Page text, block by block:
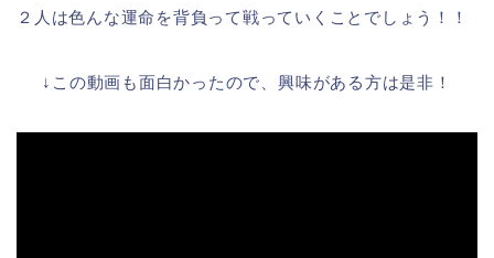
２人は色んな運命を背負って戦っていくことでしょう！！
↓この動画も面白かったので、興味がある方は是非！